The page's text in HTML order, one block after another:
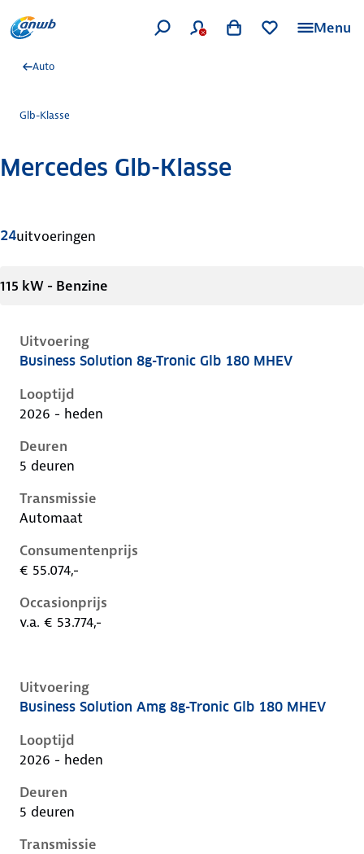
Menu
Auto
Glb-Klasse
Mercedes Glb-Klasse
24uitvoeringen
115 kW - Benzine
Uitvoering
Mercedes Glb-Klasse ii-x248, glb 180 mhev, 115 kW,
Business Solution 8g-Tronic Glb 180 MHEV
Looptijd
2026 - heden
Deuren
5 deuren
Transmissie
Automaat
Consumentenprijs
€ 55.074,-
Occasionprijs
v.a. € 53.774,-
Uitvoering
Mercedes Glb-Klasse ii-x248, glb 180 mhev, 115 kW,
Business Solution Amg 8g-Tronic Glb 180 MHEV
Looptijd
2026 - heden
Deuren
5 deuren
Transmissie